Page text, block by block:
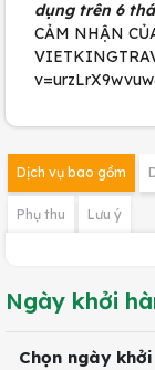
dụng trên 6
CẢM NHẬN
Dịch vụ bao gồm
Phụ thu Lưu ý
Ngày khởi
Chọn ngày khởi